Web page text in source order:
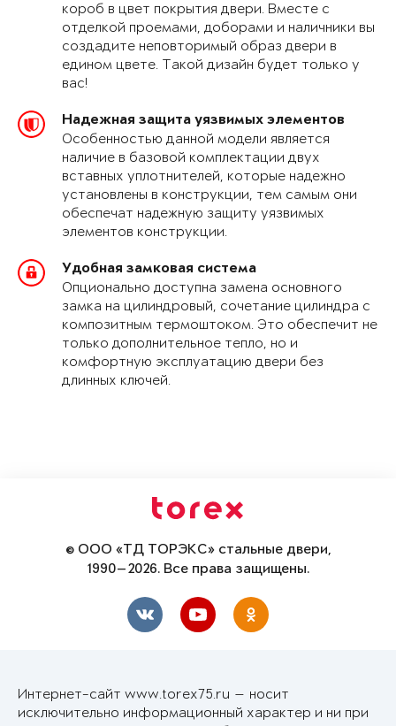
короб в цвет покрытия двери. Вместе с
отделкой проемами, доборами и наличники вы
создадите неповторимый образ двери в
едином цвете. Такой дизайн будет только у
вас!
Надежная защита уязвимых элементов
Особенностью данной модели является
наличие в базовой комплектации двух
вставных уплотнителей, которые надежно
установлены в конструкции, тем самым они
обеспечат надежную защиту уязвимых
элементов конструкции.
Удобная замковая система
Опционально доступна замена основного
замка на цилиндровый, сочетание цилиндра с
композитным термоштоком. Это обеспечит не
только дополнительное тепло, но и
комфортную эксплуатацию двери без
длинных ключей.
© ООО «ТД ТОРЭКС» стальные двери,
1990—2026. Все права защищены.
Интернет-сайт www.torex75.ru — носит
исключительно информационный характер и ни при